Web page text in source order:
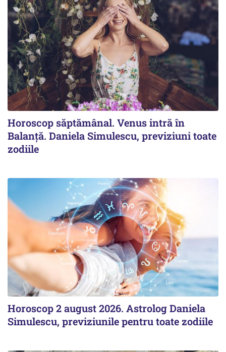
Horoscop săptămânal. Venus intră în
Balanță. Daniela Simulescu, previziuni toate
zodiile
Horoscop 2 august 2026. Astrolog Daniela
Simulescu, previziunile pentru toate zodiile